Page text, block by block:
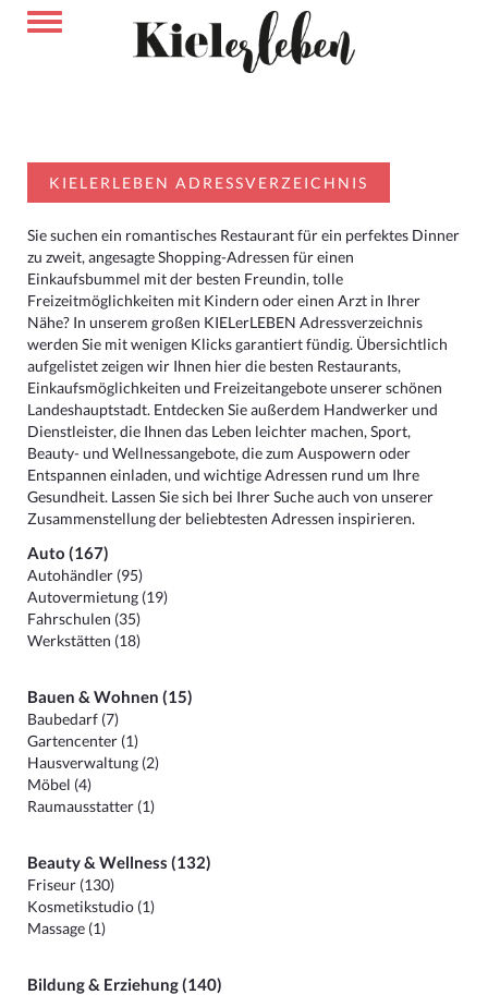
KIELERLEBEN ADRESSVERZEICHNIS
Sie suchen ein romantisches Restaurant für ein perfektes Dinner
zu zweit, angesagte Shopping-Adressen für einen
Einkaufsbummel mit der besten Freundin, tolle
Freizeitmöglichkeiten mit Kindern oder einen Arzt in Ihrer
Nähe? In unserem großen KIELerLEBEN Adressverzeichnis
werden Sie mit wenigen Klicks garantiert fündig. Übersichtlich
aufgelistet zeigen wir Ihnen hier die besten Restaurants,
Einkaufsmöglichkeiten und Freizeitangebote unserer schönen
Landeshauptstadt. Entdecken Sie außerdem Handwerker und
Dienstleister, die Ihnen das Leben leichter machen, Sport,
Beauty- und Wellnessangebote, die zum Auspowern oder
Entspannen einladen, und wichtige Adressen rund um Ihre
Gesundheit. Lassen Sie sich bei Ihrer Suche auch von unserer
Zusammenstellung der beliebtesten Adressen inspirieren.
Auto (167)
Autohändler (95)
Autovermietung (19)
Fahrschulen (35)
Werkstätten (18)
Bauen & Wohnen (15)
Baubedarf (7)
Gartencenter (1)
Hausverwaltung (2)
Möbel (4)
Raumausstatter (1)
Beauty & Wellness (132)
Friseur (130)
Kosmetikstudio (1)
Massage (1)
Bildung & Erziehung (140)